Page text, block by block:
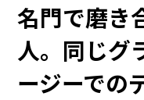
名門で磨き
人。同じグ
ージーでの